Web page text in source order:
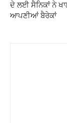
ਦੇ ਲਈ ਸੈਨਿਕਾਂ ਨੇ
ਆਪਣੀਆਂ ਬੈਰੇਕਾਂ